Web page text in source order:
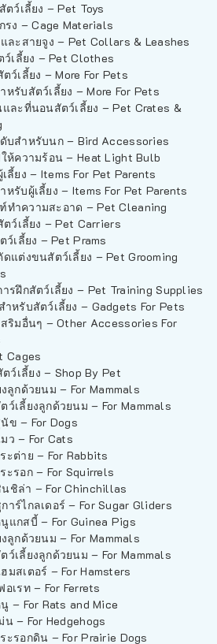
ตว์เลี้ยง – Pet Toys
รง – Cage Materials
ละสายจูง – Pet Collars & Leashes
ว์เลี้ยง – Pet Clothes
ว์เลี้ยง – More For Pets
หรับสัตว์เลี้ยง – More For Pets
ละที่นอนสัตว์เลี้ยง – Pet Crates &
บสำหรับนก – Bird Accessories
ห้ความร้อน – Heat Light Bulb
ลี้ยง – Items For Pet Parents
หรับผู้เลี้ยง – Items For Pet Parents
ำความสะอาด – Pet Cleaning
ตว์เลี้ยง – Pet Carriers
ว์เลี้ยง – Pet Prams
แต่งขนสัตว์เลี้ยง – Pet Grooming
รฝึกสัตว์เลี้ยง – Pet Training Supplies
ำหรับสัตว์เลี้ยง – Gadgets For Pets
ริมอื่นๆ – Other Accessories For
Cages
ว์เลี้ยง – Shop By Pet
ลูกด้วยนม – For Mammals
ว์เลี้ยงลูกด้วยนม – For Mammals
ข – For Dogs
ว – For Cats
ะต่าย – For Rabbits
ะรอก – For Squirrels
ชิล่า – For Chinchillas
าร์ไกลเดอร์ – For Sugar Gliders
แกสบี้ – For Guinea Pigs
ลูกด้วยนม – For Mammals
ว์เลี้ยงลูกด้วยนม – For Mammals
มสเตอร์ – For Hamsters
อเรท – For Ferrets
– For Rats and Mice
น – For Hedgehogs
ะรอกดิน – For Prairie Dogs